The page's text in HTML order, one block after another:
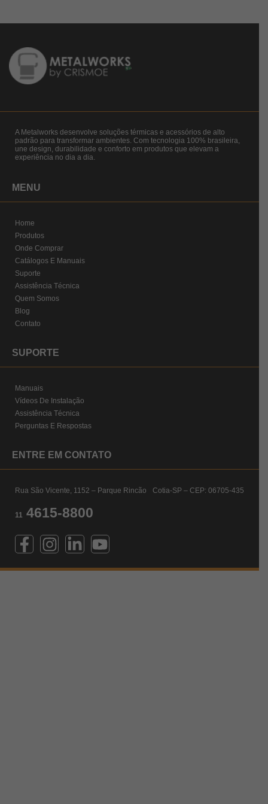
A Metalworks desenvolve soluções térmicas e acessórios de alto
padrão para transformar ambientes. Com tecnologia 100% brasileira,
une design, durabilidade e conforto em produtos que elevam a
experiência no dia a dia.
MENU
Home
Produtos
Onde Comprar
Catálogos E Manuais
Suporte
Assistência Técnica
Quem Somos
Blog
Contato
SUPORTE
Manuais
Vídeos De Instalação
Assistência Técnica
Perguntas E Respostas
ENTRE EM CONTATO
Rua São Vicente, 1152 – Parque Rincão Cotia-SP – CEP: 06705-435
11 4615-8800